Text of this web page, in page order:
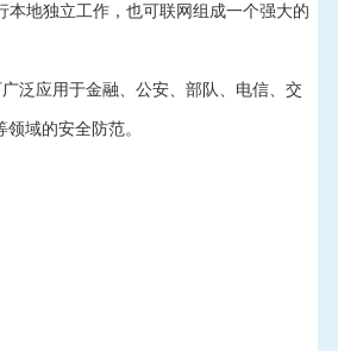
本地独立工作，也可联网组成一个强大的
泛应用于金融、公安、部队、电信、交
域的安全防范。